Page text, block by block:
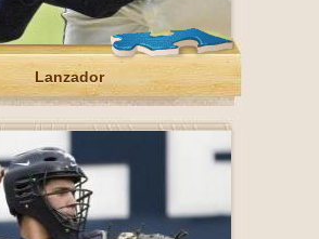
Lanzador